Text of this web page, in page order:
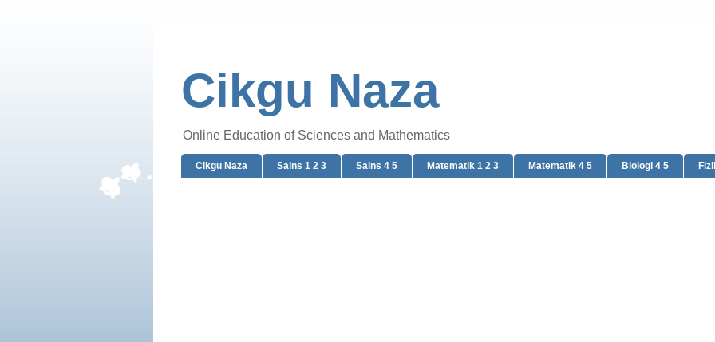
Cikgu Naza
Online Education of Sciences and Mathematics
Cikgu Naza Sains 1 2 3 Sains 4 5 Matematik 1 2 3 Matematik 4 5 Biologi 4 5